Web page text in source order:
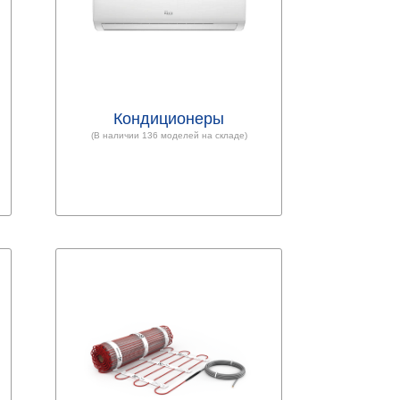
Кондиционеры
(В наличии 136 моделей на складе)